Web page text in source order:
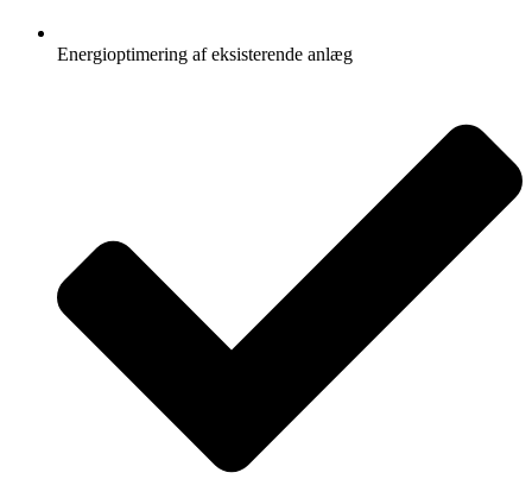
Energioptimering af eksisterende anlæg